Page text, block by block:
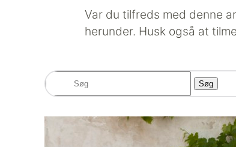
Var du tilfreds med denne
herunder. Husk også at
Søg
efter: